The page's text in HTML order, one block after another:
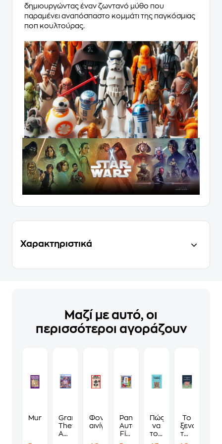
δημιουργώντας έναν ζωντανό μύθο που
παραμένει αναπόσπαστο κομμάτι της παγκόσμιας
ποπ κουλτούρας.
Χαρακτηριστικά
Μαζί με αυτό, οι
περισσότεροι αγοράζουν
MurdokuGrand
Theft
Auto
Φονικά
αινίγματα
Panini
Αυτοκόλλητα
Fifa
Πώς
να
τους
Το
ξενοδοχείο
των